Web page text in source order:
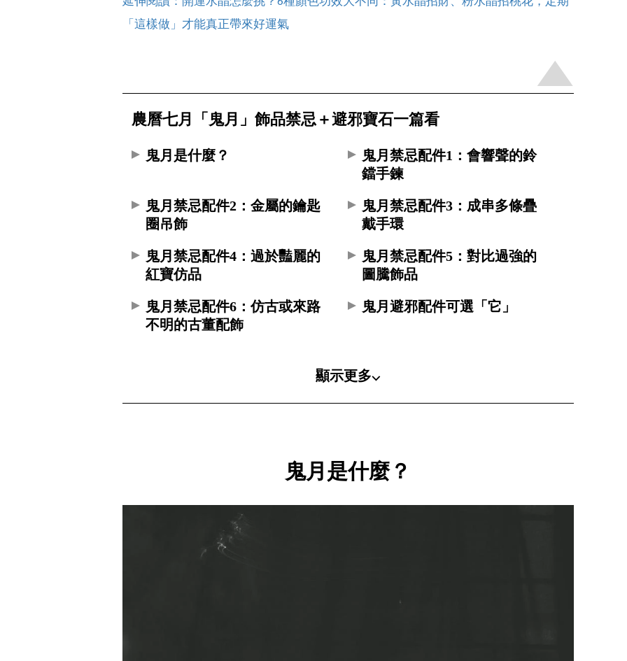
「這樣做」才能真正帶來好運氣
農曆七月「鬼月」飾品禁忌＋避邪寶石一篇看
鬼月是什麼？
鬼月禁忌配件1：會響聲的鈴
鐺手鍊
鬼月禁忌配件2：金屬的鑰匙
圈吊飾
鬼月禁忌配件3：成串多條疊
戴手環
鬼月禁忌配件4：過於豔麗的
紅寶仿品
鬼月禁忌配件5：對比過強的
圖騰飾品
鬼月禁忌配件6：仿古或來路
不明的古董配飾
鬼月避邪配件可選「它」
顯示更多⌵
鬼月是什麼？